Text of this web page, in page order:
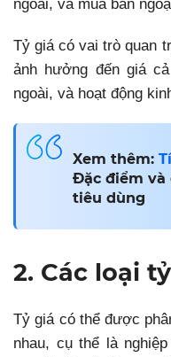
ngoài, và mua bán
Tỷ giá có vai trò quan
ảnh hưởng đến giá
ngoài, và hoạt động
Xem thêm:
Đặc điểm và
tiêu dùng
2. Các loại
Tỷ giá có thể được
nhau, cụ thể là